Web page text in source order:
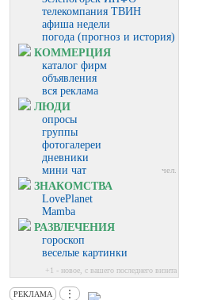
телекомпания ТВИН
афиша недели
погода (прогноз и история)
КОММЕРЦИЯ
каталог фирм
объявления
вся реклама
ЛЮДИ
опросы
группы
фотогалереи
дневники
мини чат
чел.
ЗНАКОМСТВА
LovePlanet
Mamba
РАЗВЛЕЧЕНИЯ
гороскоп
веселые картинки
+1 - новое, с вашего последнего визита
РЕКЛАМА ⋮